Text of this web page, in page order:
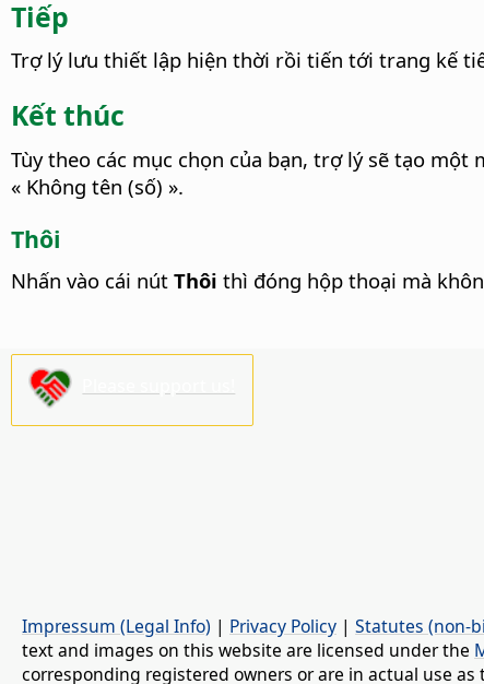
Tiếp
Trợ lý lưu thiết lập hiện thời rồi tiến tới trang kế
Kết thúc
Tùy theo các mục chọn của bạn, trợ lý sẽ tạo
« Không tên (số) ».
Thôi
Nhấn vào cái nút Thôi thì đóng hộp thoại mà
Impressum (Legal Info) | Privacy Policy | Statutes (non-
text and images on this website are licensed under the
corresponding registered owners or are in actual use